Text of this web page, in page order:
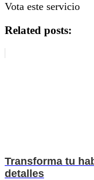
Vota este servicio
Related posts:
Transforma tu
detalles